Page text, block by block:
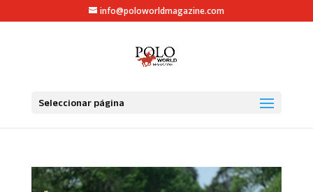
info@poloworldmagazine.com
Seleccionar página